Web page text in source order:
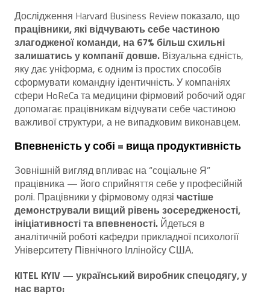
Дослідження Harvard Business Review показало, що
працівники, які відчувають себе частиною
злагодженої команди, на 67% більш схильні
залишатись у компанії довше. Візуальна єдність,
яку дає уніформа, є одним із простих способів
сформувати командну ідентичність. У компаніях
сфери HoReCa та медицини фірмовий робочий одяг
допомагає працівникам відчувати себе частиною
важливої структури, а не випадковим виконавцем.
Впевненість у собі = вища продуктивність
Зовнішній вигляд впливає на “соціальне Я”
працівника — його сприйняття себе у професійній
ролі. Працівники у фірмовому одязі частіше
демонстрували вищий рівень зосередженості,
ініціативності та впевненості. Йдеться в
аналітичній роботі кафедри прикладної психології
Університету Північного Іллінойсу США.
KITEL KYIV — український виробник спецодягу, у
нас варто: